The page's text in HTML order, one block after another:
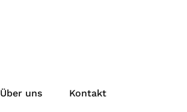
Über uns Kontakt